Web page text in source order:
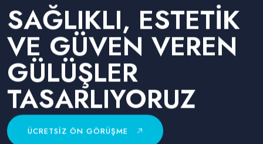
SAĞLIKLI, ESTETIK
VE GÜVEN VEREN
GÜLÜŞLER
TASARLIYORUZ
ÜCRETSIZ ÖN GÖRÜŞME